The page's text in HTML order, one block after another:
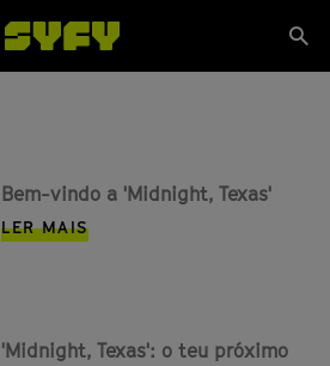
Bem-vindo a 'Midnight, Texas'
LER MAIS
'Midnight, Texas': o teu próximo